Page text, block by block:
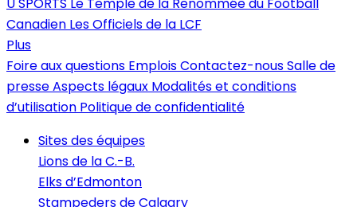
U SPORTSLe Temple de la Renommée du Football
CanadienLes Officiels de la LCF
Plus
Foire aux questionsEmploisContactez-nousSalle de
presseAspects légauxModalités et conditions
d’utilisationPolitique de confidentialité
Sites des équipes
Lions de la C.-B.
Elks d’Edmonton